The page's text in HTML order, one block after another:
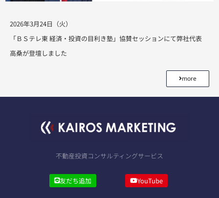
2026年3月24日（火）
「ＢＳテレ東 経済・投資の目利き塾」協賛セッションにて弊社代表
高桑が登壇しました
more
不動産投資コンサルティングサービス
友だち追加 YouTube